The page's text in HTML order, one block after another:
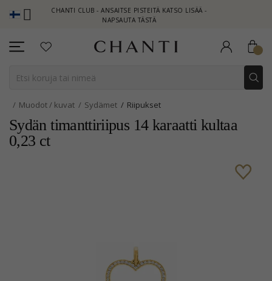
CHANTI CLUB - ANSAITSE PISTEITÄ KATSO LISÄÄ -
NAPSAUTA TÄSTÄ
Muodot / kuvat Sydämet Riipukset
Sydän timanttiriipus 14 karaatti kultaa
0,23 ct